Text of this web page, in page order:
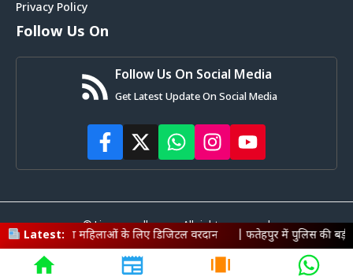
Latest:के लिए डिजिटल वरदान |फतेहपुर में पुलिस की बड़ी कार्रवाई: 600
Privacy Policy
Follow Us On
Follow Us On Social Media
Get Latest Update On Social Media
© Livemagadh.com • All rights reserved